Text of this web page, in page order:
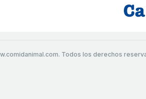
Todos los derechos